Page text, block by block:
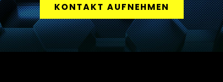
KONTAKT AUFNEHMEN